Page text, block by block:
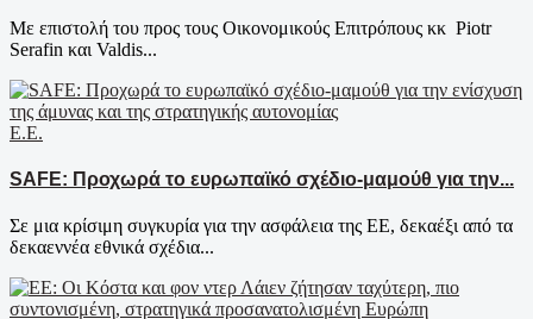
Με επιστολή του προς τους Οικονομικούς Επιτρόπους κκ Piotr
Serafin και Valdis...
Ε.Ε.
SAFE: Προχωρά το ευρωπαϊκό σχέδιο-μαμούθ για την...
Σε μια κρίσιμη συγκυρία για την ασφάλεια της ΕΕ, δεκαέξι από τα
δεκαεννέα εθνικά σχέδια...